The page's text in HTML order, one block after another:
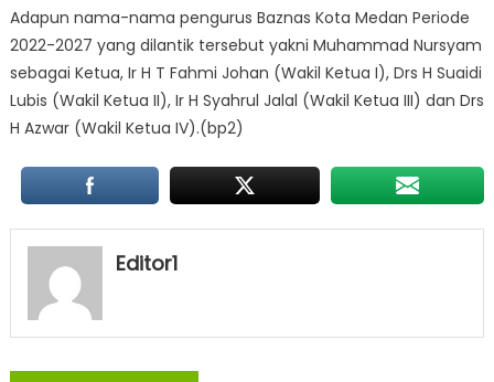
Adapun nama-nama pengurus Baznas Kota Medan Periode
2022-2027 yang dilantik tersebut yakni Muhammad Nursyam
sebagai Ketua, Ir H T Fahmi Johan (Wakil Ketua I), Drs H Suaidi
Lubis (Wakil Ketua II), Ir H Syahrul Jalal (Wakil Ketua III) dan Drs
H Azwar (Wakil Ketua IV).(bp2)
Editor1